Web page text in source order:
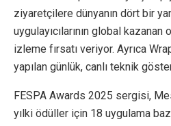
ziyaretçilere dünyanın dört bir
uygulayıcılarının global kazanan
izleme fırsatı veriyor. Ayrıca
yapılan günlük, canlı teknik
FESPA Awards 2025 sergisi,
yılki ödüller için 18 uygulama